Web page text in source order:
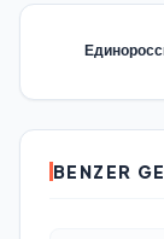
BENZER